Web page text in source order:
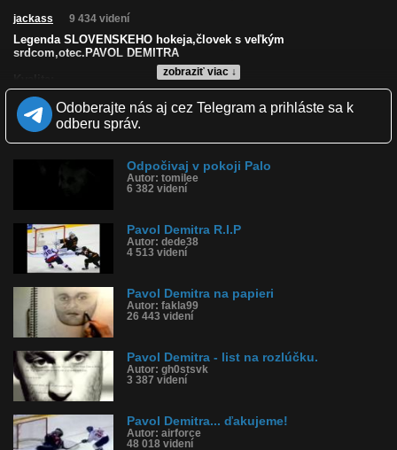
zobraziť viac ↓
jackass 9 434 videní
Legenda SLOVENSKEHO hokeja,človek s veľkým
srdcom,otec.PAVOL DEMITRA
Zverejnené: 8.9.2011 11:46
Páči sa: 95% (39 hlasov)
Obľúbené: 21
Komentárov: 32
Tagy: demitra, hokej, slovensko
História sledovanosti videa:
Odoberajte nás aj cez Telegram a prihláste sa k
odberu správ.
Odpočivaj v pokoji Palo
Autor: tomilee
6 382 videní
Pavol Demitra R.I.P
Autor: dede38
4 513 videní
Pavol Demitra na papieri
Autor: fakla99
26 443 videní
Pavol Demitra - list na rozlúčku.
Autor: gh0stsvk
3 387 videní
Pavol Demitra... ďakujeme!
Autor: airforce
48 018 videní